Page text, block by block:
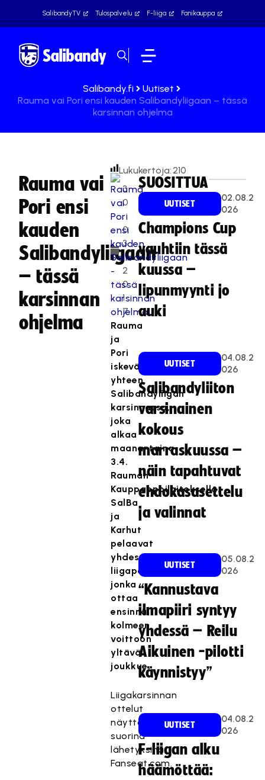
SalibandyTV Tulospalvelu F-liiga Fanikauppa
Salibandy.fi
Uutiset
Rauma vai Pori ensi kauden Salibandyliigaan – tässä
karsinnan ohjelma
Rauma vai
Pori ensi
kauden
Salibandyliigaan
– tässä
karsinnan
ohjelma
3
0
.
0
3
.
2
0
1
7
Lukukertoja:210
Rauma
ja
Pori
iskevät
yhteen
Salibandyliigan
karsinnassa,
joka
alkaa
maanantaina
3.4.
Rauman
Kauppaoppilaitoksella.
SalBa
ja
Karhut
pelaavat
yhdestä
liigapaikasta,
jonka
ottaa
ensinnä
kolmeen
voittoon
yltävä
joukkue.
Liigakarsinnan
ottelut
näyttää
suorina
lähetyksinä
Fanseat.com.
SUOSITTUA
UUTISET
02.08.2
026
Champions Cup
vauhtiin tässä
kuussa –
lipunmyynti jo
auki
UUTISET
04.08.2
026
Salibandyliiton
varsinainen
kokous
marraskuussa –
näin tapahtuvat
ehdokasasettelu
ja valinnat
UUTISET
05.08.2
026
“Kannustava
ilmapiiri syntyy
yhdessä – Reilu
Aikuinen -pilotti
käynnistyy”
UUTISET
04.08.2
026
F-liigan alku
häämöttää: